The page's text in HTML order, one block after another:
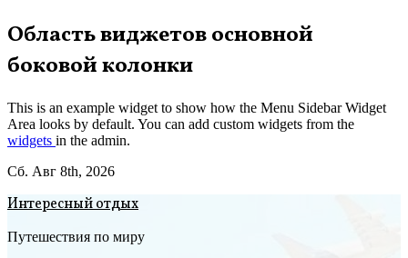
Перейти
к
содержимому
Область виджетов основной
боковой колонки
This is an example widget to show how the Menu Sidebar Widget
Area looks by default. You can add custom widgets from the
widgets in the admin.
Сб. Авг 8th, 2026
Интересный отдых
Путешествия по миру